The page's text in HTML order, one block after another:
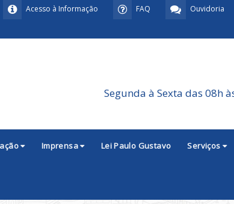
Ouvidoria
FAQ
Acesso à Informação
Segunda à Sexta das 08h
Imprensa Lei Paulo Gustavo Serviços